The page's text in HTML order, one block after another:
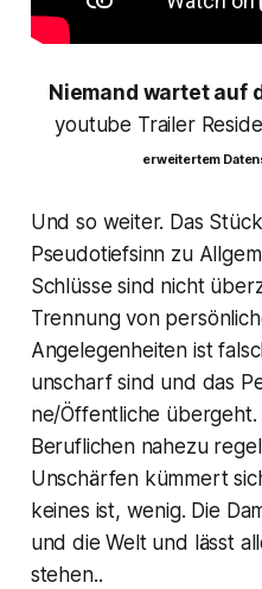
Niemand wartet auf
youtube Trailer
erweitertem
Und so weiter. Das
Pseudotiefsinn zu
Schlüsse sind nicht
Trennung von
Angelegenheiten ist
unscharf sind und das
ne/Öffentliche übergeht.
Beruflichen nahezu
Unschärfen kümmert
keines ist, wenig. Die
und die Welt und lässt
stehen..